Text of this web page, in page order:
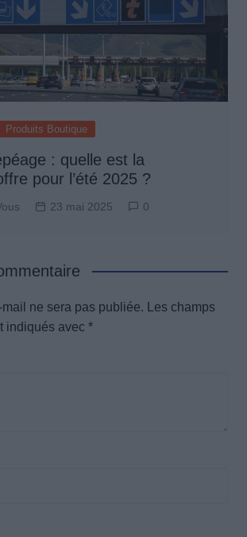
Produits Boutique
: quelle est la
pour l’été 2025 ?
23 mai 2025 0
ne sera pas publiée.
Les champs
indiqués avec *